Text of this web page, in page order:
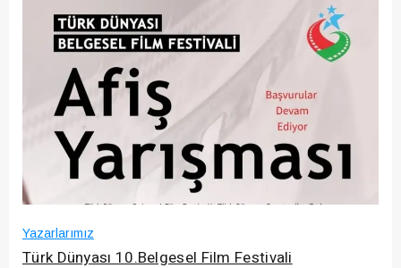
Yazarlarımız
Türk Dünyası 10.Belgesel Film Festivali